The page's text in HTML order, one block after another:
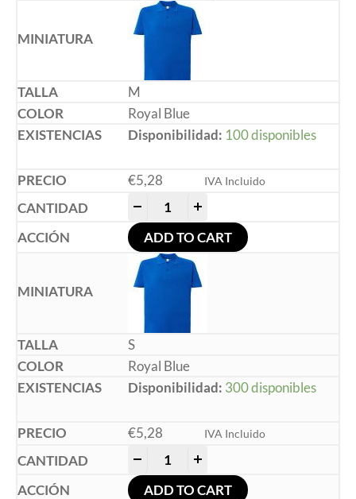
M
Royal Blue
Disponibilidad: 100 disponibles
€5,28 IVA Incluido
ADD TO CART
S
Royal Blue
Disponibilidad: 300 disponibles
€5,28 IVA Incluido
ADD TO CART